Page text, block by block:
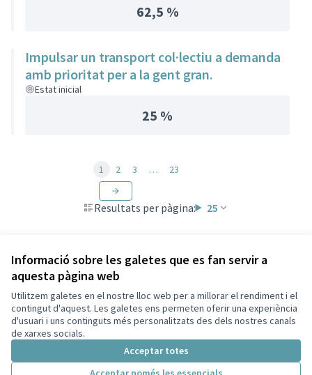
Informació sobre les galetes que es fan servir a
aquesta pàgina web
Utilitzem galetes en el nostre lloc web per a millorar el rendiment i el
contingut d'aquest. Les galetes ens permeten oferir una experiència
d'usuari i uns continguts més personalitzats des dels nostres canals
de xarxes socials.
Acceptar totes
62,5 %
Impulsar un transport col·lectiu a demanda
amb prioritat per a la gent gran.
Estat inicial
25 %
Resultats per pàgina: 25
1 2 3 … 23
Termes i condicions d'ús
Configuració de les galetes
Participa Tiana a X
(Enllaç extern)
Participa Tiana a Facebook
(Enllaç extern)
Participa Tiana a Instagram
(Enllaç extern)
Participa Tiana a YouTube
(Enllaç extern)
Triar la llenguaElegir el idioma